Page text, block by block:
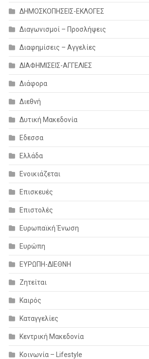
ΔΗΜΟΣΚΟΠΗΣΕΙΣ-ΕΚΛΟΓΕΣ
Διαγωνισμοί – Προσλήψεις
Διαφημίσεις – Αγγελίες
ΔΙΑΦΗΜΙΣΕΙΣ-ΑΓΓΕΛΙΕΣ
Διάφορα
Διεθνή
Δυτική Μακεδονία
Εδεσσα
Ελλάδα
Ενοικιάζεται
Επισκευές
Επιστολές
Ευρωπαϊκή Ένωση
Ευρώπη
ΕΥΡΩΠΗ-ΔΙΕΘΝΗ
Ζητείται
Καιρός
Καταγγελίες
Κεντρική Μακεδονία
Κοινωνία – Lifestyle